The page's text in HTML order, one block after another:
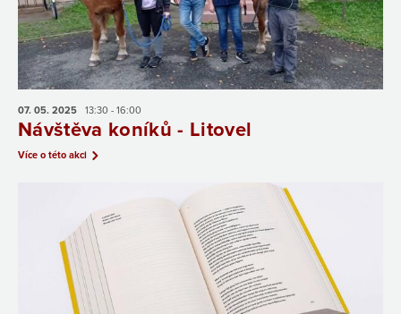
07. 05. 2025 13:30 - 16:00
Návštěva koníků - Litovel
Více o této akci